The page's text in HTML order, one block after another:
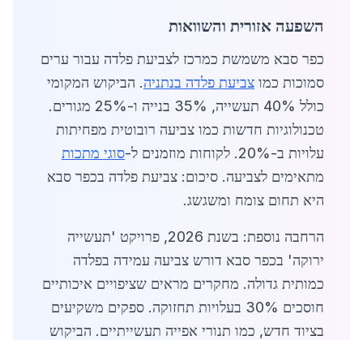
השפעה אזורית והשוואות
כפר סבא משמשת כמרכז לצביעת פלדה עבור ערים
סמוכות כמו צביעת פלדה בנתניה. הביקוש המקומי
כולל 40% תעשייה, 35% בנייה ו-25% מגורים.
טכנולוגיות חדשות כמו צביעה רובוטית מפחיתות
עלויות ב-20%. לקוחות מוזמנים ל-
סוגי מתכות
מתאימים לצביעה. סיכום: צביעת פלדה בכפר סבא
היא תחום צומח ומשגשג.
הרחבה נוספת: בשנת 2026, פרויקט 'תעשייה
ירוקה' בכפר סבא דורש צביעה עמידה בפלדה
כמותית גדולה. מחקרים מראים שציפויים איכותיים
חוסכים 30% בעלויות תחזוקה. ספקים משקיעים
בציוד חדש, כמו תנורי אפייה תעשייתיים. הביקוש